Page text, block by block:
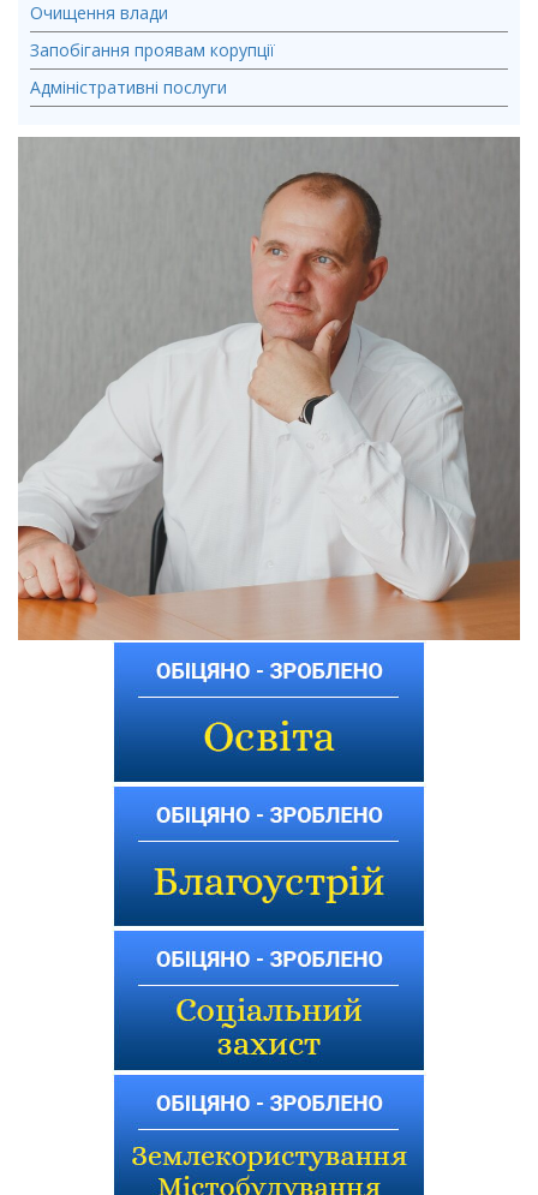
Очищення влади
Запобігання проявам корупції
Адміністративні послуги